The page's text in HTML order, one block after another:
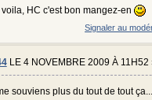
HC c'est bon mangez-en
Signaler au
LE 4 NOVEMBRE 2009 À 11H52
souviens plus du tout de tout